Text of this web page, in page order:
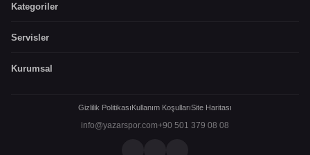
Kategoriler
Servisler
Kurumsal
Gizlilik PolitikasıKullanım KoşullarıSite Haritası
info@yazarspor.com+90 501 379 08 08